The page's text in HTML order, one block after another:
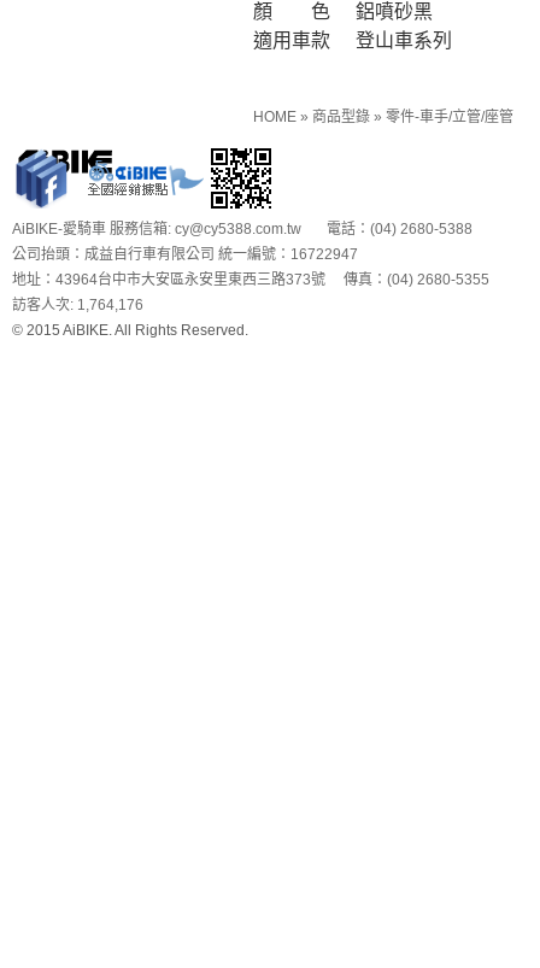
顏 色
鋁噴砂黑
適用車款
登山車系列
HOME » 商品型錄 » 零件-車手/立管/座管
AiBIKE-愛騎車 服務信箱: cy@cy5388.com.tw 電話：(04) 2680-5388
公司抬頭：成益自行車有限公司 統一編號：16722947
地址：43964台中市大安區永安里東西三路373號 傳真：(04) 2680-5355
訪客人次: 1,764,176
© 2015 AiBIKE. All Rights Reserved.